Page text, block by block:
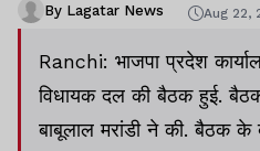
By Lagatar News Aug 22,
Ranchi: भाजपा प्रदेश
विधायक दल की बैठक हुई. बैठक
बाबूलाल मरांडी ने की. बैठक